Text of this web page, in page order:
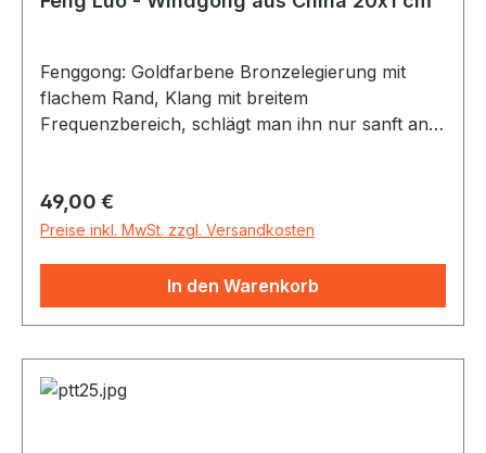
Fenggong: Goldfarbene Bronzelegierung mit
flachem Rand, Klang mit breitem
Frequenzbereich, schlägt man ihn nur sanft an,
ähnlich wie bei einem Becken. Alle Gongs incl.
Gongschlägel Der 20cm Windgong ist sehr leicht
Ton, auch für Kinderhände geeignet
Regulärer Preis:
49,00 €
Preise inkl. MwSt. zzgl. Versandkosten
In den Warenkorb